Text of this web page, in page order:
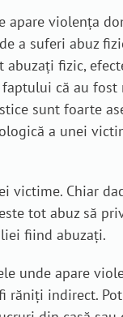
apare violența
a suferi abuz
abuzați fizic,
că au
sunt foarte
a unei
victime. Chiar
tot abuz să
fiind abuzați.
unde apare
răniți indirect.